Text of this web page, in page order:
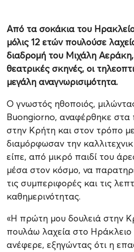
Από τα σοκάκια του
μόλις 12 ετών πουλούσε
διαδρομή του Μιχάλη
θεατρικές σκηνές, οι
μεγάλη αναγνωρισιμότητα.
Ο γνωστός ηθοποιός,
Buongiorno, αναφέρθηκε
στην Κρήτη και στον τρόπο
διαμόρφωσαν την
είπε, από μικρό παιδί του
μέσα στον κόσμο, να
τις συμπεριφορές και τις
καθημερινότητας.
«Η πρώτη μου δουλειά στην
πουλάω λαχεία στο Ηράκλειο
ανέφερε, εξηγώντας ότι η